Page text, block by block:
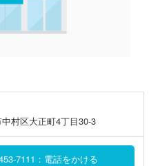
村区大正町4丁目30-3
7111：電話をかける